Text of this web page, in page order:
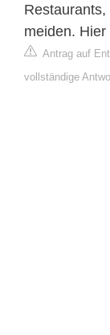
meiden.
Antrag auf
vollständige